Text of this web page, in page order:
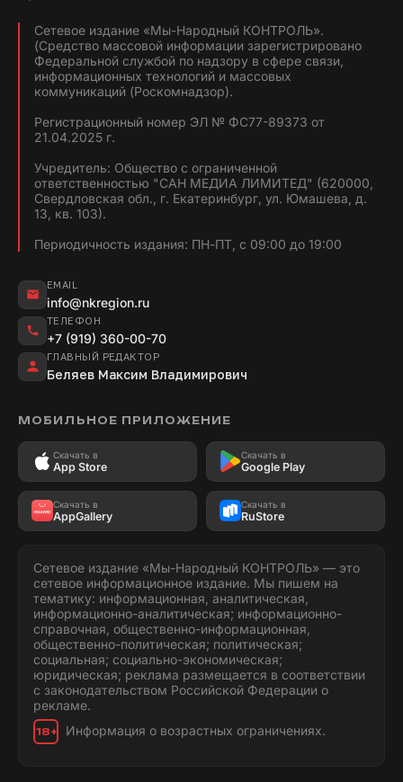
Сетевое издание «Мы-Народный КОНТРОЛЬ».
(Средство массовой информации зарегистрировано
Федеральной службой по надзору в сфере связи,
информационных технологий и массовых
коммуникаций (Роскомнадзор).
Регистрационный номер ЭЛ № ФС77-89373 от
21.04.2025 г.
Учредитель: Общество с ограниченной
ответственностью "САН МЕДИА ЛИМИТЕД" (620000,
Свердловская обл., г. Екатеринбург, ул. Юмашева, д.
13, кв. 103).
Периодичность издания: ПН-ПТ, с 09:00 до 19:00
EMAIL
info@nkregion.ru
ТЕЛЕФОН
+7 (919) 360-00-70
ГЛАВНЫЙ РЕДАКТОР
Беляев Максим Владимирович
МОБИЛЬНОЕ ПРИЛОЖЕНИЕ
Скачать в
App Store
Скачать в
Google Play
Скачать в
AppGallery
Скачать в
RuStore
Сетевое издание «Мы-Народный КОНТРОЛЬ» — это
сетевое информационное издание. Мы пишем на
тематику: информационная, аналитическая,
информационно-аналитическая; информационно-
справочная, общественно-информационная,
общественно-политическая; политическая;
социальная; социально-экономическая;
юридическая; реклама размещается в соответствии
с законодательством Российской Федерации о
рекламе.
18+ Информация о возрастных ограничениях.